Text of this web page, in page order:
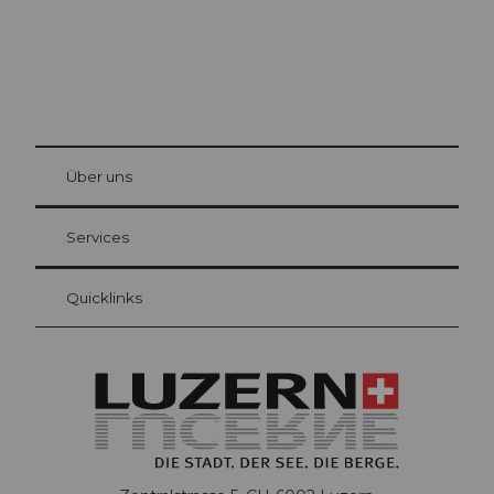
Gästekarte Luzern
Ihre Vorteile als Übernachtungsgast
at Bre
Über uns
Services
Quicklinks